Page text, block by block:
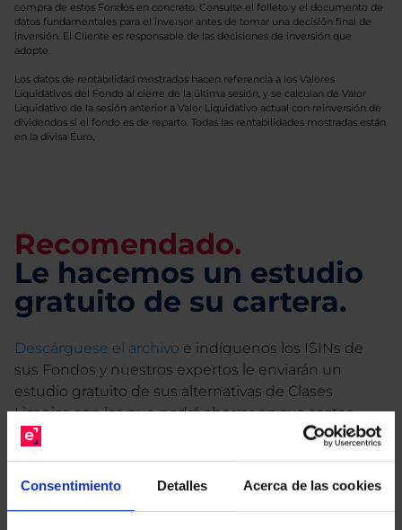
Consentimiento Detalles Acerca de las cookies
compra de estos Fondos en concreto. Consulte el folleto y el documento de
datos fundamentales para el inversor antes de tomar una decisión final de
inversión. El Cliente es responsable de las decisiones de inversión que
adopte.
Los datos de rentabilidad mostrados hacen referencia a los Valores
Liquidativos del Fondo al cierre de la última sesión, y se calculan de Valor
Liquidativo de la sesión anterior a Valor Liquidativo actual con reinversión de
dividendos si el fondo es de reparto. Todas las rentabilidades mostradas están
en la divisa Euro.
Recomendado.
Le hacemos un estudio
gratuito de su cartera.
Descárguese el archivo e indíquenos los ISINs de
sus Fondos y nuestros expertos le enviarán un
estudio gratuito de sus alternativas de Clases
Limpias con las que podrá ahorrar en sus costes.